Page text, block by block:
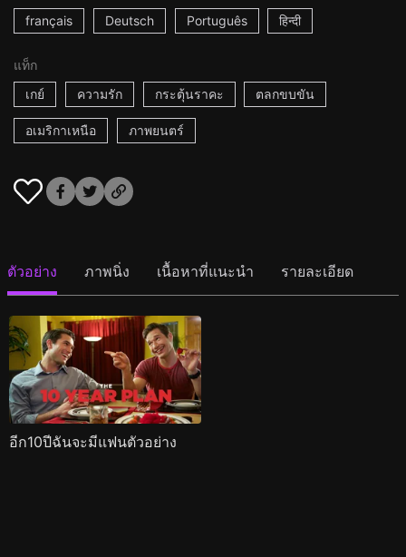
français Deutsch Português हिन्दी
แท็ก
เกย์
ความรัก กระตุ้นราคะ ตลกขบขัน
อเมริกาเหนือ ภาพยนตร์
ตัวอย่าง ภาพนิ่ง เนื้อหาที่แนะนำ รายละเอียด
อีก10ปีฉันจะมีแฟนตัวอย่าง